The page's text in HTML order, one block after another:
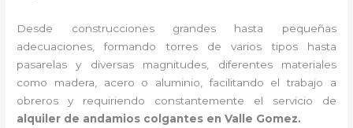
Desde construcciones grandes hasta pequeñas
adecuaciones, formando torres de varios tipos hasta
pasarelas y diversas magnitudes, diferentes materiales
como madera, acero o aluminio, facilitando el trabajo a
obreros y requiriendo constantemente el servicio de
alquiler de andamios colgantes en Valle Gomez.